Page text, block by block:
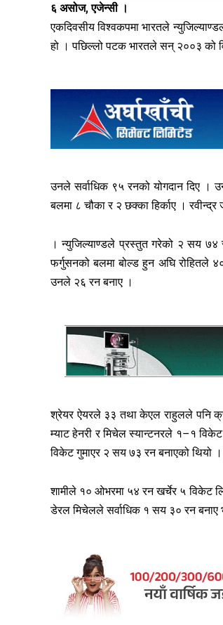
६ असोज, एजेन्सी ।
एकदिवसीय विश्वकपमा भारतले
हो । पछिल्लो पटक भारतले सन् २००३ को
उनले सर्वाधिक ९५ रनको योगदान दिए ।
बलमा ८ चौका र २ छक्का हिर्काए ।
। न्युजिल्याण्डले प्रस्तुत गरेको २ सय ७४
फर्गुसनको बलमा बोल्ड हुन अघि रोहितले
उनले २६ रन बनाए ।
श्रेयर ऐयरले ३३ तथा केएल राहुलले पनि
म्याट हेनरी र मिचेल स्यान्टनरले १–१
विकेट गुमाएर २ सय ७३ रन बनाएको थियो ।
शामीले १० ओभरमा ५४ रन खर्चेर ५ विकेट
डेरल मिचेलले सर्वाधिक १ सय ३० रन बनाए